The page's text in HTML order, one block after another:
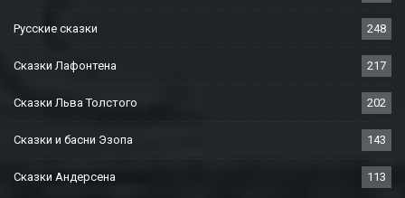
Русские сказки 248
Сказки Лафонтена 217
Сказки Льва Толстого 202
Сказки и басни Эзопа 143
Сказки Андерсена 113